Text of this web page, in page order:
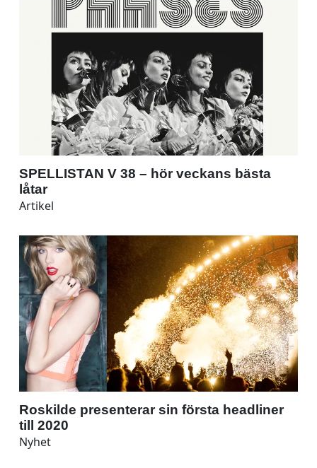
SPELLISTAN V 38 – hör veckans bästa
låtar
Artikel
Roskilde presenterar sin första headliner
till 2020
Nyhet